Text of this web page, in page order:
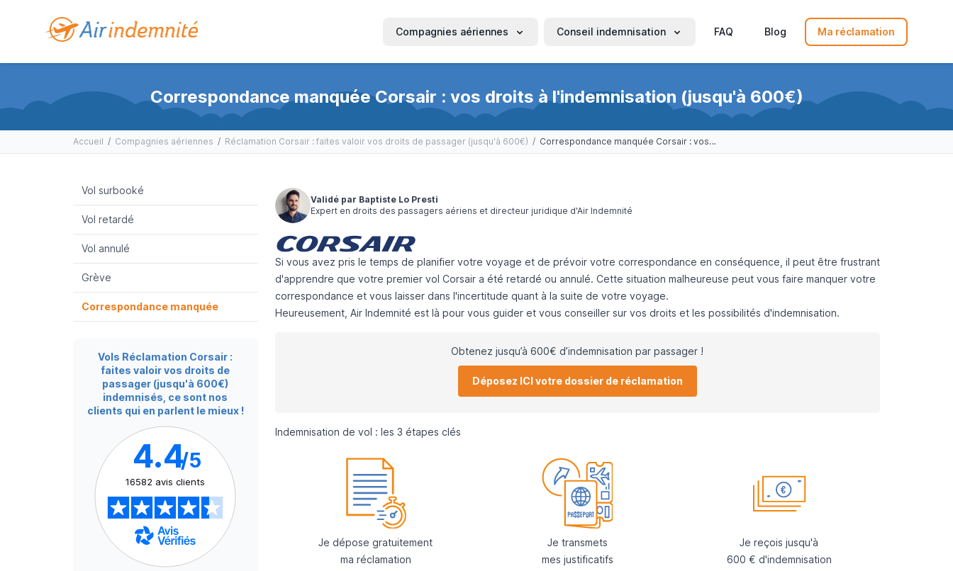
Compagnies aériennes Conseil indemnisation FAQ Blog Ma réclamation
Correspondance manquée Corsair : vos droits à l'indemnisation (jusqu'à 600€)
Accueil / Compagnies aériennes / Réclamation Corsair : faites valoir vos droits de passager (jusqu'à 600€) / Correspondance manquée Corsair : vos droits à l'indemnisation (jusqu'à 600€)
Vol surbooké
Vol retardé
Vol annulé
Grève
Correspondance manquée
Vols Réclamation Corsair :
faites valoir vos droits de
passager (jusqu'à 600€)
indemnisés, ce sont nos
clients qui en parlent le mieux !
4.4/5
16582 avis clients
Validé par Baptiste Lo Presti
Expert en droits des passagers aériens et directeur juridique d'Air Indemnité
Si vous avez pris le temps de planifier votre voyage et de prévoir votre correspondance en conséquence, il peut être frustrant
d'apprendre que votre premier vol Corsair a été retardé ou annulé. Cette situation malheureuse peut vous faire manquer votre
correspondance et vous laisser dans l'incertitude quant à la suite de votre voyage.
Heureusement, Air Indemnité est là pour vous guider et vous conseiller sur vos droits et les possibilités d'indemnisation.
Obtenez jusqu’à 600€ d’indemnisation par passager !
Déposez ICI votre dossier de réclamation
Indemnisation de vol : les 3 étapes clés
Je dépose gratuitement
ma réclamation
Je transmets
mes justificatifs
Je reçois jusqu'à
600 € d'indemnisation